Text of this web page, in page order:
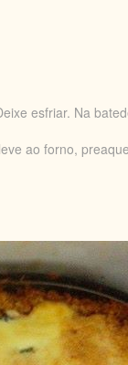
esfriar. Na
ao forno,